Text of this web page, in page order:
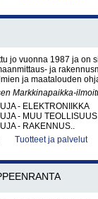
jo vuonna 1987 ja on
ja
ja maatalouden
Markkinapaikka-
- ELEKTRONIIKKA
- MUU TEOLLISUUS
- RAKENNUS..
Tuotteet ja palvelut